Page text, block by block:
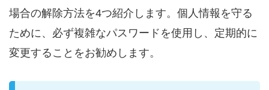
場合の解除方法を4つ紹介します。個人情報を守る
ために、必ず複雑なパスワードを使用し、定期的に
変更することをお勧めします。